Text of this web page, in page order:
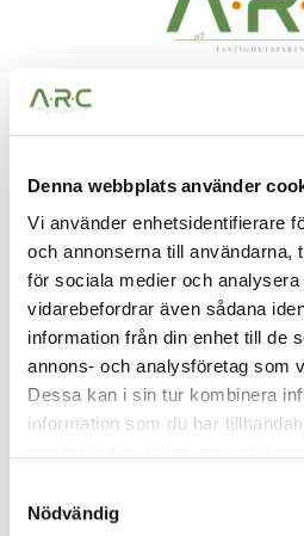
Denna webbplats använder
Vi använder enhetsidentifierare
och annonserna till användarna,
för sociala medier och
vidarebefordrar även sådana
information från din enhet till de
annons- och analysföretag som
Dessa kan i sin tur kombinera
information som du har
Nödvändig
A.R.C Fastighetspartner –
och få vara med och
Fastighetsförvaltning